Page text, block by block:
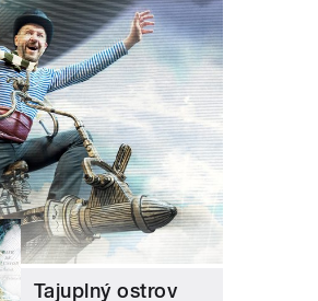
Tajuplný ostrov